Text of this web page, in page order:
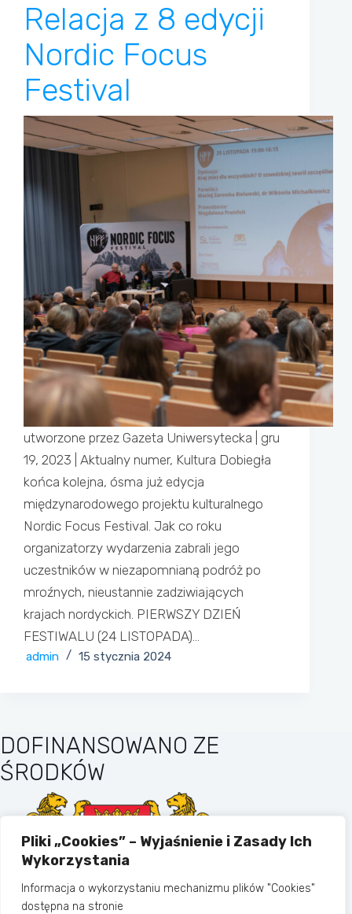
Pliki „Cookies” – Wyjaśnienie i Zasady Ich
Wykorzystania
Informacja o wykorzystaniu mechanizmu plików "Cookies"
dostępna na stronie
Relacja z 8 edycji
Nordic Focus
Festival
utworzone przez Gazeta Uniwersytecka | gru
19, 2023 | Aktualny numer, Kultura Dobiegła
końca kolejna, ósma już edycja
międzynarodowego projektu kulturalnego
Nordic Focus Festival. Jak co roku
organizatorzy wydarzenia zabrali jego
uczestników w niezapomnianą podróż po
mroźnych, nieustannie zadziwiających
krajach nordyckich. PIERWSZY DZIEŃ
FESTIWALU (24 LISTOPADA)…
admin 15 stycznia 2024
DOFINANSOWANO ZE
ŚRODKÓW